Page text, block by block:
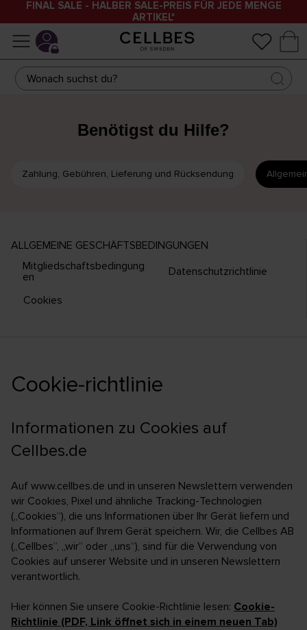
FINAL SALE - HALBER SALE-PREIS FÜR JEDE MENGE
ARTIKEL*
Benötigst du Hilfe?
Zahlung, Gebühren, Lieferung und Rücksendung
ALLGEMEINE GESCHÄFTSBEDINGUNGEN
Mitgliedschaftsbedingung
en
Datenschutzrichtlinie
Cookies
Cookie-richtlinie
Informationen zu Cookies auf
Cellbes.de
Auf www.cellbes.de und in unseren Newslettern verwenden
wir Cookies, Pixel und ähnliche Tracking-Technologien
(„Cookies“), die uns Informationen über Ihr Gerät liefern und
Informationen auf Ihrem Gerät speichern. Wir, die Cellbes AB
(„Cellbes“, „wir“ oder „uns“), sind für die Verwendung von
Cookies auf unserer Website und in unseren Newslettern
verantwortlich.
Hier können Sie unsere Cookie-Richtlinie lesen: Cookie-
Richtlinie (PDF, Link öffnet sich in einem neuen Tab)